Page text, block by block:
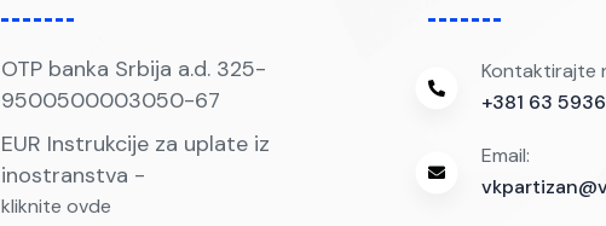
OTP banka Srbija a.d. 325-
9500500003050-67
EUR Instrukcije za uplate iz
inostranstva -
kliknite ovde
Kontaktirajte
+381 63
Email: